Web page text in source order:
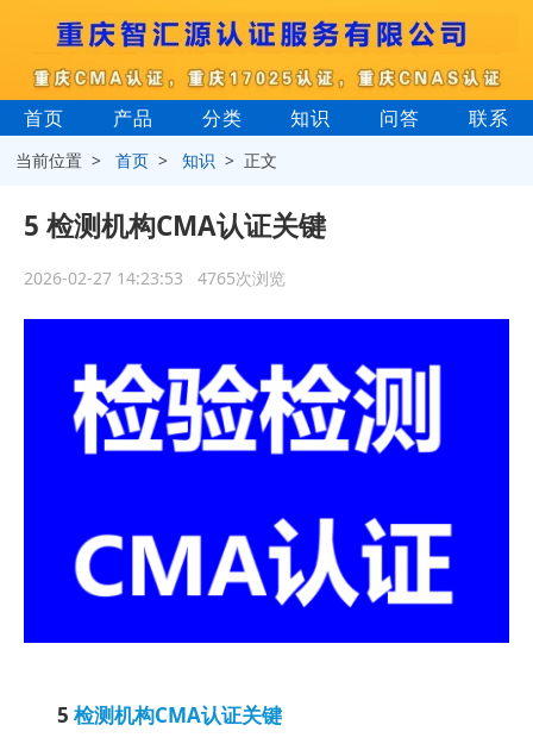
首页 产品 分类 知识 问答 联系
当前位置 >首页 >知识 > 正文
5 检测机构CMA认证关键
2026-02-27 14:23:53 4765次浏览
5 检测机构CMA认证关键